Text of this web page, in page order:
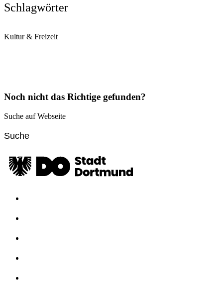
Schlagwörter
Kultur & Freizeit
Noch nicht das Richtige gefunden?
Suche auf Webseite